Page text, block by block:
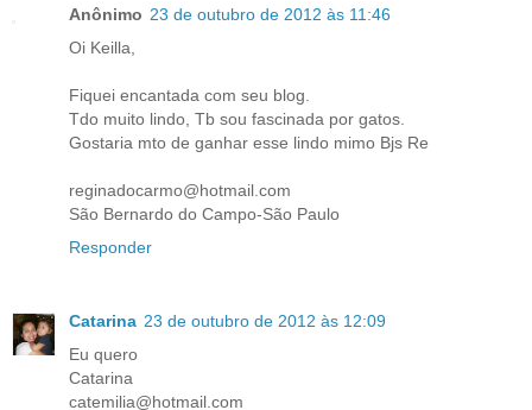
Anônimo 23 de outubro de 2012 às 11:46
Oi Keilla,
Fiquei encantada com seu blog.
Tdo muito lindo, Tb sou fascinada por gatos.
Gostaria mto de ganhar esse lindo mimo Bjs Re
reginadocarmo@hotmail.com
São Bernardo do Campo-São Paulo
Responder
Catarina 23 de outubro de 2012 às 12:09
Eu quero
Catarina
catemilia@hotmail.com